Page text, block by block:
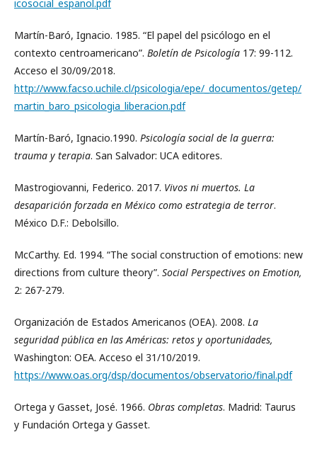
icosocial_espanol.pdf
Martín-Baró, Ignacio. 1985. “El papel del psicólogo en el
contexto centroamericano”. Boletín de Psicología 17: 99-112.
Acceso el 30/09/2018.
http://www.facso.uchile.cl/psicologia/epe/_documentos/getep/
martin_baro_psicologia_liberacion.pdf
Martín-Baró, Ignacio.1990. Psicología social de la guerra:
trauma y terapia. San Salvador: UCA editores.
Mastrogiovanni, Federico. 2017. Vivos ni muertos. La
desaparición forzada en México como estrategia de terror.
México D.F.: Debolsillo.
McCarthy. Ed. 1994. “The social construction of emotions: new
directions from culture theory”. Social Perspectives on Emotion,
2: 267-279.
Organización de Estados Americanos (OEA). 2008. La
seguridad pública en las Américas: retos y oportunidades,
Washington: OEA. Acceso el 31/10/2019.
https://www.oas.org/dsp/documentos/observatorio/final.pdf
Ortega y Gasset, José. 1966. Obras completas. Madrid: Taurus
y Fundación Ortega y Gasset.